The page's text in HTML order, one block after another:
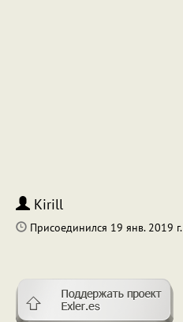
Kirill
Присоединился 19 янв. 2019 г.